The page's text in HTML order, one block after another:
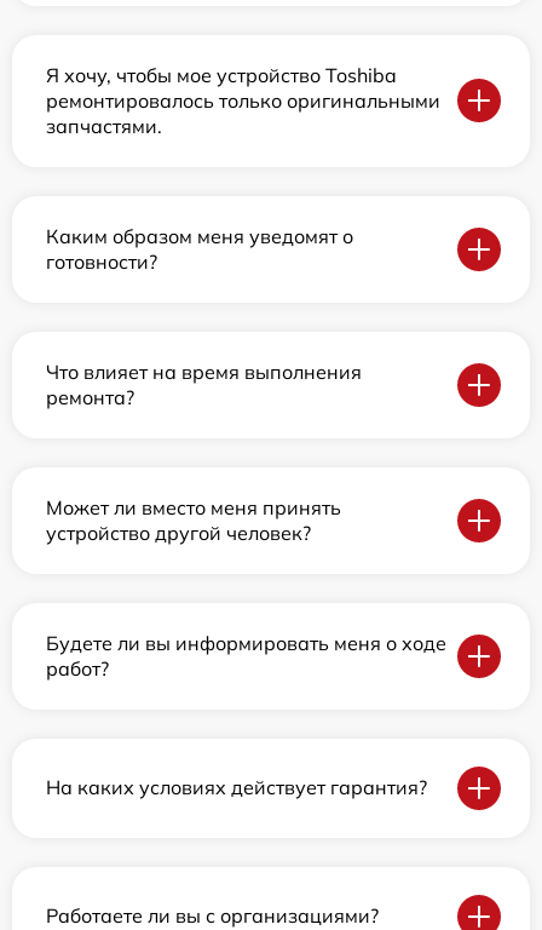
Я хочу, чтобы мое устройство Toshiba
ремонтировалось только оригинальными
запчастями.
Каким образом меня уведомят о
готовности?
Что влияет на время выполнения
ремонта?
Может ли вместо меня принять
устройство другой человек?
Будете ли вы информировать меня о ходе
работ?
На каких условиях действует гарантия?
Работаете ли вы с организациями?